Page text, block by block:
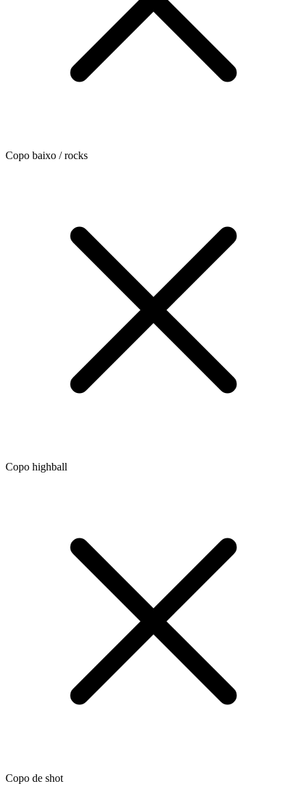
Copo baixo / rocks
Copo highball
Copo de shot